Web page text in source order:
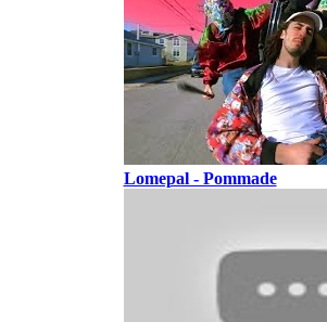
Lomepal - Pommade